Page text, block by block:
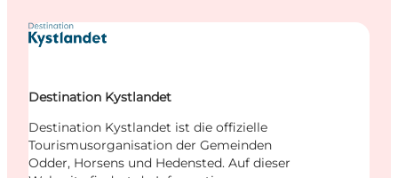
Destination Kystlandet
Destination Kystlandet ist die offizielle
Tourismusorganisation der Gemeinden
Odder, Horsens und Hedensted. Auf dieser